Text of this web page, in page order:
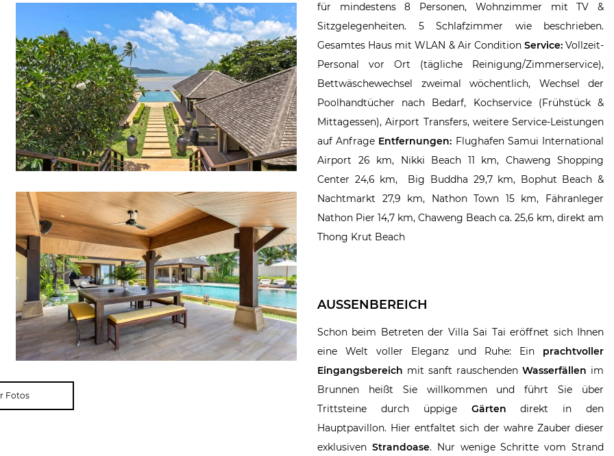
für mindestens 8 Personen, Wohnzimmer mit TV &
Sitzgelegenheiten. 5 Schlafzimmer wie beschrieben.
Gesamtes Haus mit WLAN & Air Condition Service: Vollzeit-
Personal vor Ort (tägliche Reinigung/Zimmerservice),
Bettwäschewechsel zweimal wöchentlich, Wechsel der
Poolhandtücher nach Bedarf, Kochservice (Frühstück &
Mittagessen), Airport Transfers, weitere Service-Leistungen
auf Anfrage Entfernungen: Flughafen Samui International
Airport 26 km, Nikki Beach 11 km, Chaweng Shopping
Center 24,6 km, Big Buddha 29,7 km, Bophut Beach &
Nachtmarkt 27,9 km, Nathon Town 15 km, Fähranleger
Nathon Pier 14,7 km, Chaweng Beach ca. 25,6 km, direkt am
Thong Krut Beach
AUSSENBEREICH
Schon beim Betreten der Villa Sai Tai eröffnet sich Ihnen
eine Welt voller Eleganz und Ruhe: Ein prachtvoller
Eingangsbereich mit sanft rauschenden Wasserfällen im
Brunnen heißt Sie willkommen und führt Sie über
Trittsteine durch üppige Gärten direkt in den
Hauptpavillon. Hier entfaltet sich der wahre Zauber dieser
exklusiven Strandoase. Nur wenige Schritte vom Strand
Fotos